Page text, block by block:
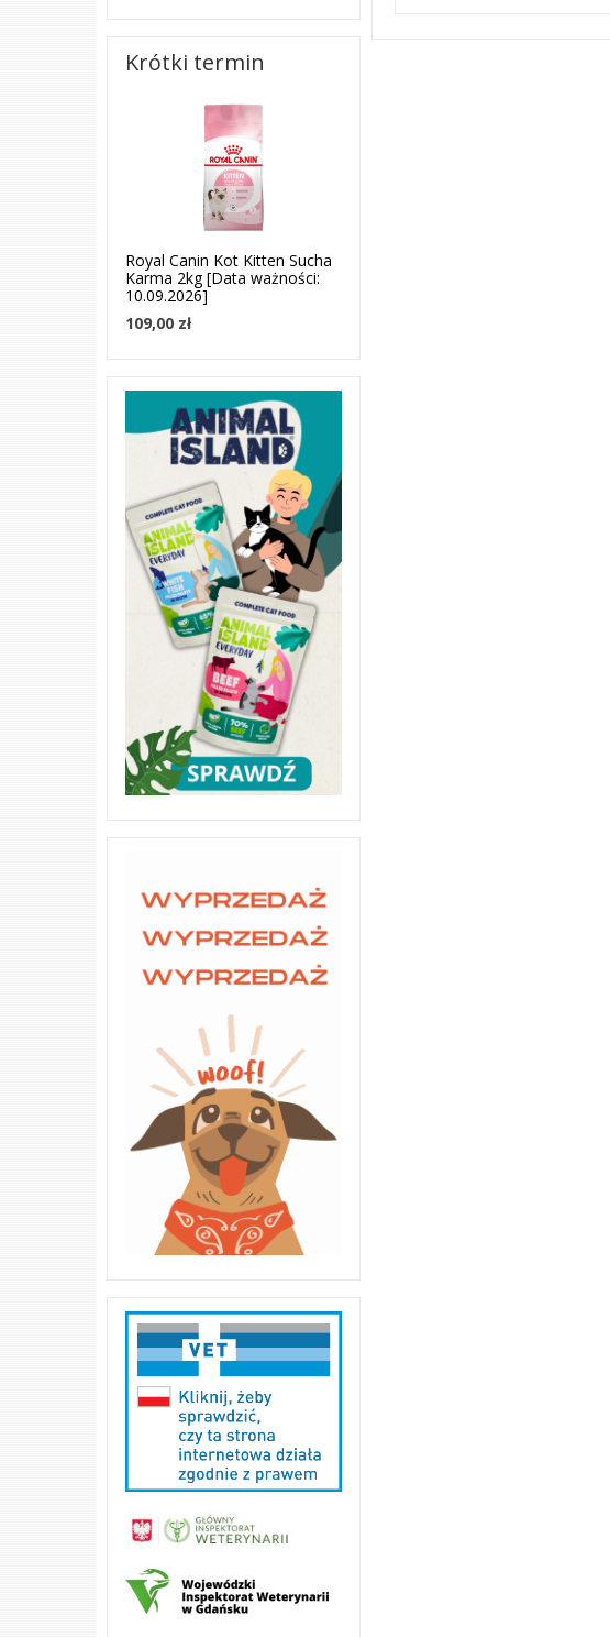
Krótki termin
Royal Canin Kot Kitten Sucha
Karma 2kg [Data ważności:
10.09.2026]
109,00 zł